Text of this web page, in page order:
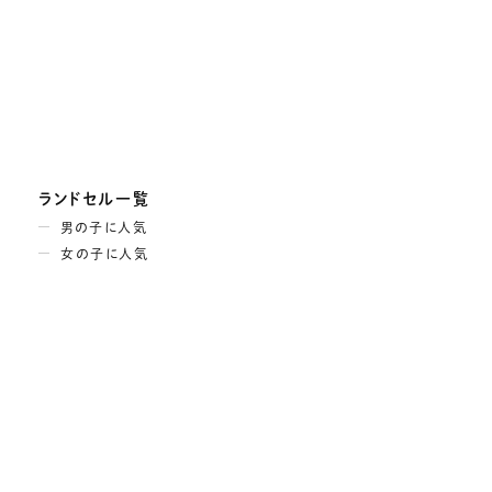
ランドセル一覧
男の子に人気
女の子に人気